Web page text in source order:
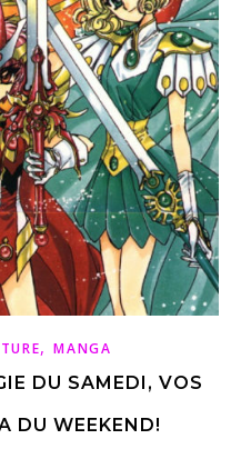
,MANGA
DU SAMEDI, VOS
DU WEEKEND!